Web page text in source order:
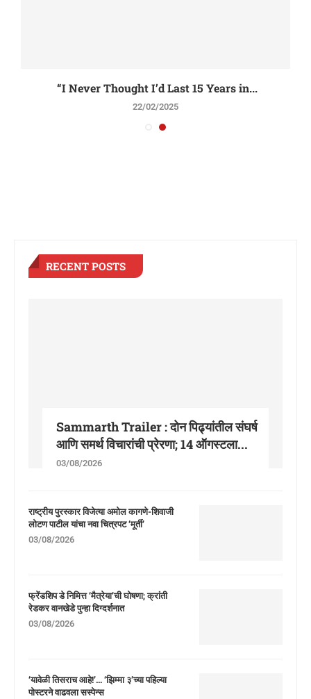
“I Never Thought I’d Last 15 Years in...
22/02/2025
RECENT POSTS
Sammarth Trailer : दोन पिढ्यांतील संघर्ष
आणि समर्थ विचारांची प्रेरणा; 14 ऑगस्टला...
03/08/2026
राष्ट्रीय पुरस्कार विजेत्या अमोल कागणे-शिवाजी
लोटण पाटील यांचा नवा चित्रपट ‘मूर्ती’
03/08/2026
फ्रेंडशिप डे निमित्त ‘मैत्रेया’ची घोषणा; क्रांती
रेडकर वानखेडे पुन्हा दिग्दर्शनात
03/08/2026
‘यावेळी तिसराच आहे!’… ‘झिम्मा ३’च्या पहिल्या
पोस्टरने वाढवला सस्पेन्स